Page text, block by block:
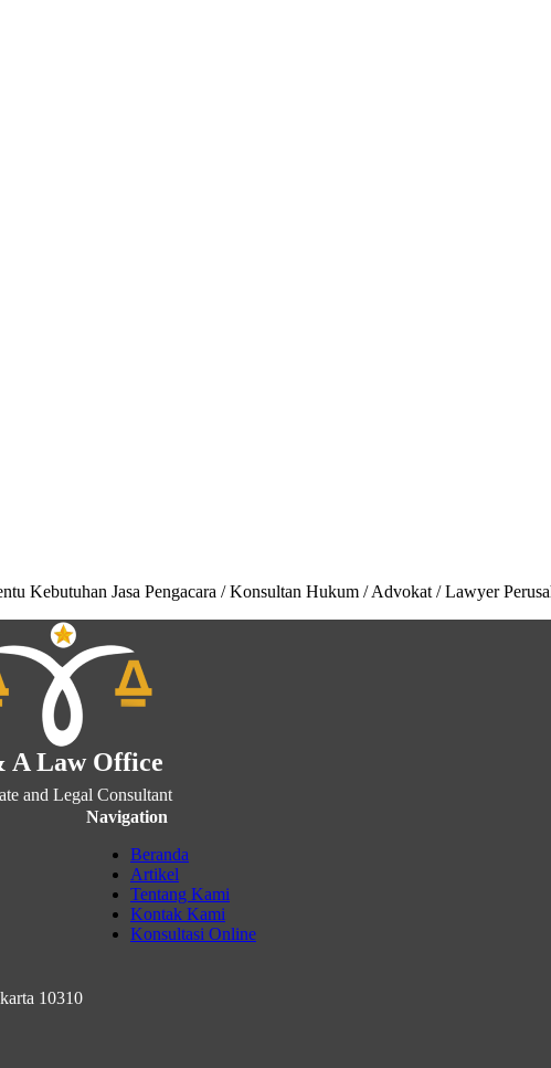
Kebutuhan Jasa Pengacara / Konsultan Hukum / Advokat / Lawyer
A Law Office
and Legal Consultant
Navigation
Beranda
Artikel
Tentang Kami
Kontak Kami
Konsultasi Online
10310